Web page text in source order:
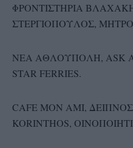
ΦΡΟΝΤΙΣΤΗΡΙΑ
ΣΤΕΡΓΙΟΠΟΥΛΟΣ,
ΝΕΑ ΑΘΛΟΥΠΟΛΗ, ASK
STAR FERRIES.
CAFE MON AMI,
KORINTHOS,